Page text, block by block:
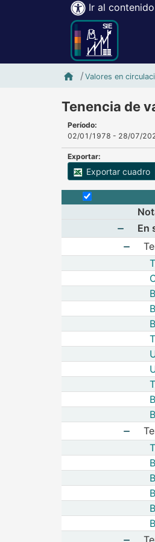
Ir al
Inicio SIE-Banxico
Valores en
Tenencia de
Período:
02/01/1978 - 28/07/
Exportar:
Exportar cuadro
Selecciona o
En